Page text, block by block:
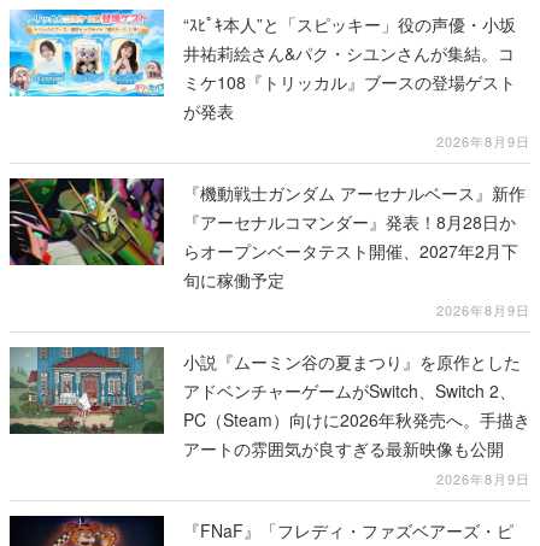
“ｽﾋﾟｷ本人”と「スピッキー」役の声優・小坂
井祐莉絵さん&パク・シユンさんが集結。コ
ミケ108『トリッカル』ブースの登場ゲスト
が発表
2026年8月9日
『機動戦士ガンダム アーセナルベース』新作
『アーセナルコマンダー』発表！8月28日か
らオープンベータテスト開催、2027年2月下
旬に稼働予定
2026年8月9日
小説『ムーミン谷の夏まつり』を原作とした
アドベンチャーゲームがSwitch、Switch 2、
PC（Steam）向けに2026年秋発売へ。手描き
アートの雰囲気が良すぎる最新映像も公開
2026年8月9日
『FNaF』「フレディ・ファズベアーズ・ピ